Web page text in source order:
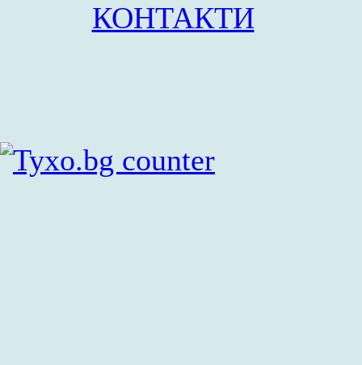
КОНТАКТИ